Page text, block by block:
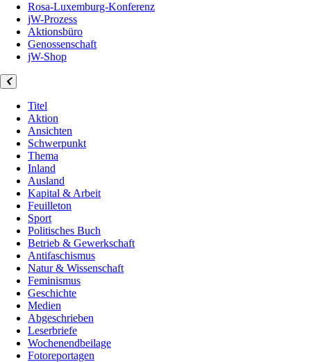
Rosa-Luxemburg-Konferenz
jW-Prozess
Aktionsbüro
Genossenschaft
jW-Shop
Titel
Aktion
Ansichten
Schwerpunkt
Thema
Inland
Ausland
Kapital & Arbeit
Feuilleton
Sport
Politisches Buch
Betrieb & Gewerkschaft
Antifaschismus
Natur & Wissenschaft
Feminismus
Geschichte
Medien
Abgeschrieben
Leserbriefe
Wochenendbeilage
Fotoreportagen